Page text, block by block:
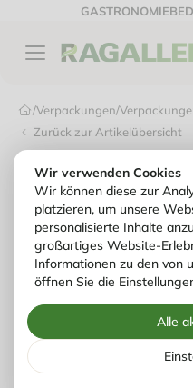
Wir verwenden Cookies
Wir können diese zur
platzieren, um unsere
personalisierte Inhalte
großartiges Website-
Informationen zu den von
öffnen Sie die
Alle
/Verpackungen/
Zurück zur Artikelübersicht